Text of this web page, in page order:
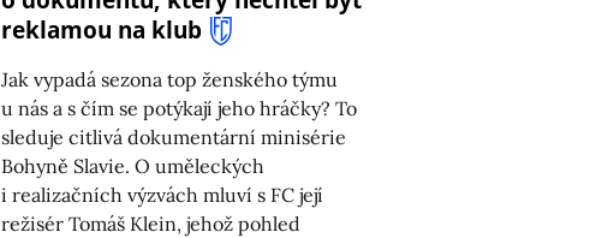
reklamou na klub
Jak vypadá sezona top ženského týmu
u nás a s čím se potýkají jeho hráčky? To
sleduje citlivá dokumentární minisérie
Bohyně Slavie. O uměleckých
i realizačních výzvách mluví s FC její
režisér Tomáš Klein, jehož pohled